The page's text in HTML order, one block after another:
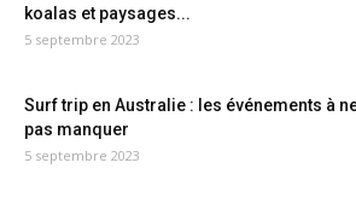
koalas et paysages...
5 septembre 2023
Surf trip en Australie : les événements à
pas manquer
5 septembre 2023